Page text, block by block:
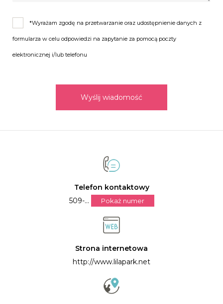
*Wyrażam zgodę na przetwarzanie oraz udostępnienie danych z
formularza w celu odpowiedzi na zapytanie za pomocą poczty
elektronicznej i/lub telefonu
Wyślij wiadomość
Telefon kontaktowy
509-...
Pokaż numer
Strona internetowa
http://www.lilapark.net